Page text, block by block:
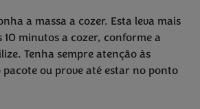
a massa a cozer. Esta leva mais
10 minutos a cozer, conforme a
Tenha sempre atenção às
ou prove até estar no ponto